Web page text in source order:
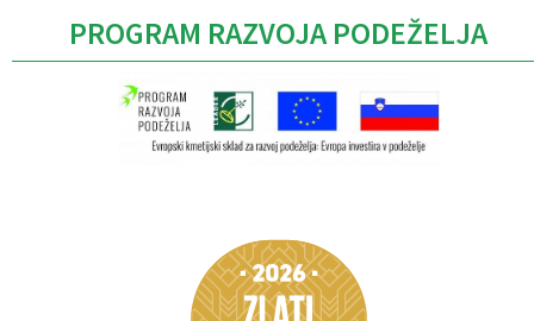
PROGRAM RAZVOJA PODEŽELJA